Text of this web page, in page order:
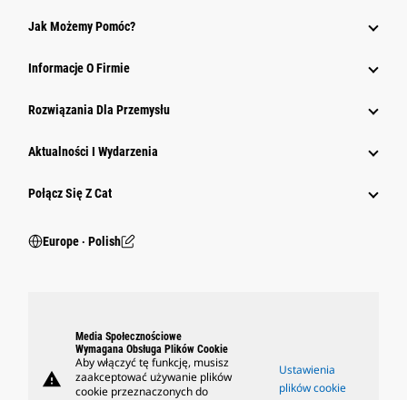
Jak Możemy Pomóc?
Informacje O Firmie
Rozwiązania Dla Przemysłu
Aktualności I Wydarzenia
Połącz Się Z Cat
Europe ‧ Polish
warning
Media Społecznościowe
Wymagana Obsługa Plików Cookie
Aby włączyć tę funkcję, musisz
zaakceptować używanie plików
cookie przeznaczonych do
Ustawienia
plików cookie